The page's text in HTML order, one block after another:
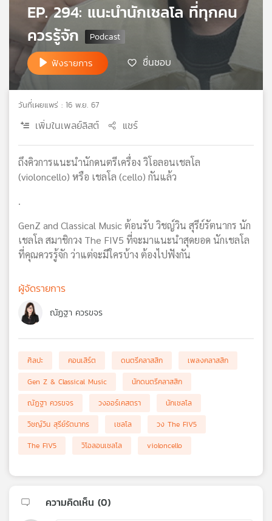
ไทย
พี
เอส
แผนที่
ข่าย
EP. 294: แนะนำนักเชลโล ที่ทุกคน
ควรรู้จัก
ฟังรายการ ชื่นชอบ
วันที่เผยแพร่ : 16 พ.ย. 67
เพิ่มในเพลย์ลิสต์ แชร์
ถึงคิวการแนะนำนักดนตรีเครื่อง วิโอลอนเชลโล
(violoncello) หรือ เชลโล (cello) กันแล้ว
.
GenZ and Classical Music ต้อนรับ วิชญ์วิน สุรีย์รัตนากร นัก
เชลโล สมาชิกวง The FIV5 ที่จะมาแนะนำสุดยอด นักเชลโล
ที่คุณควรรู้จัก ว่าแต่จะมีใครบ้าง ต้องไปฟังกัน
ผู้จัดรายการ
ณัฏฐา ควรขจร
ศิลปะ คอนเสิร์ต ดนตรีคลาสสิก
เพลงคลาสสิก
Gen Z & Classical Music
นักดนตรีคลาสสิก
ณัฏฐา ควรขจร
วงออร์เคสตรา
นักเชลโล
วิชญ์วิน สุรีย์รัตนากร
เชลโล
วง The FIV5
The FIV5
วิโอลอนเชลโล violoncello
ความคิดเห็น (0)